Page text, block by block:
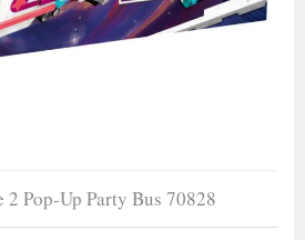
Pop-Up Party Bus 70828